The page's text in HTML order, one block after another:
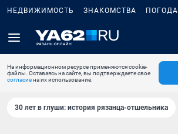
НЕДВИЖИМОСТЬ ЗНАКОМСТВА ПОГОДА
На информационном ресурсе применяются cookie-
файлы. Оставаясь на сайте, вы подтверждаете свое
согласиена их использование.
30 лет в глуши: история рязанца-отшельника